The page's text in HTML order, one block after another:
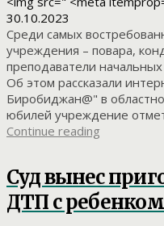
30.10.2023
Среди самых
учреждения – повара,
преподаватели
Об этом рассказали
Биробиджан@" в
юбилей учреждение
Continue reading
Суд вынес
ДТП с